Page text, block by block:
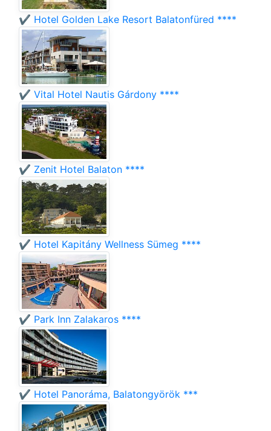
✔️ Hotel Golden Lake Resort Balatonfüred ****
✔️ Vital Hotel Nautis Gárdony ****
✔️ Zenit Hotel Balaton ****
✔️ Hotel Kapitány Wellness Sümeg ****
✔️ Park Inn Zalakaros ****
✔️ Hotel Panoráma, Balatongyörök ***